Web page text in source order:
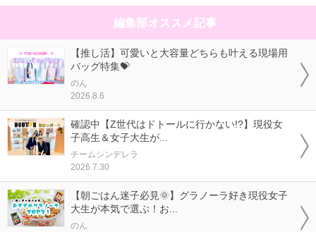
編集部オススメ記事
【推し活】可愛いと大容量どちらも叶える現場用
バッグ特集💝
のん
2026.8.6
確認中【Z世代はドトールに行かない!?】現役女
子高生＆女子大生が...
チームシンデレラ
2026.7.30
【朝ごはん迷子必見🌞】グラノーラ好き現役女子
大生が本気で選ぶ！お...
のん